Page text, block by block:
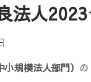
法人
規模法人部門） の